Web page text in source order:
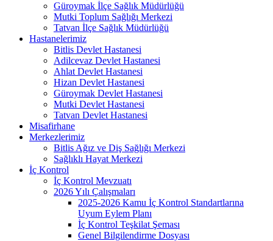
Güroymak İlçe Sağlık Müdürlüğü
Mutki Toplum Sağlığı Merkezi
Tatvan İlçe Sağlık Müdürlüğü
Hastanelerimiz
Bitlis Devlet Hastanesi
Adilcevaz Devlet Hastanesi
Ahlat Devlet Hastanesi
Hizan Devlet Hastanesi
Güroymak Devlet Hastanesi
Mutki Devlet Hastanesi
Tatvan Devlet Hastanesi
Misafirhane
Merkezlerimiz
Bitlis Ağız ve Diş Sağlığı Merkezi
Sağlıklı Hayat Merkezi
İç Kontrol
İç Kontrol Mevzuatı
2026 Yılı Çalışmaları
2025-2026 Kamu İç Kontrol Standartlarına
Uyum Eylem Planı
İç Kontrol Teşkilat Şeması
Genel Bilgilendirme Dosyası